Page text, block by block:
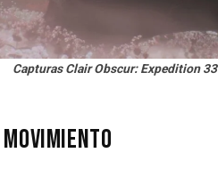
Capturas Clair Obscur: Expedition 33